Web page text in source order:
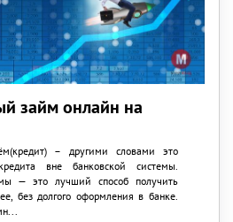
займ онлайн на
– другими словами это
вне банковской системы.
— это лучший способ получить
без долгого оформления в банке.